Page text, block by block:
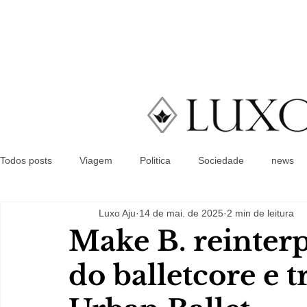
Todos posts Viagem Politica Sociedade news
Make B.
do balletcore e
Luxo Aju 14 de mai. de 2025 2 min de leitura